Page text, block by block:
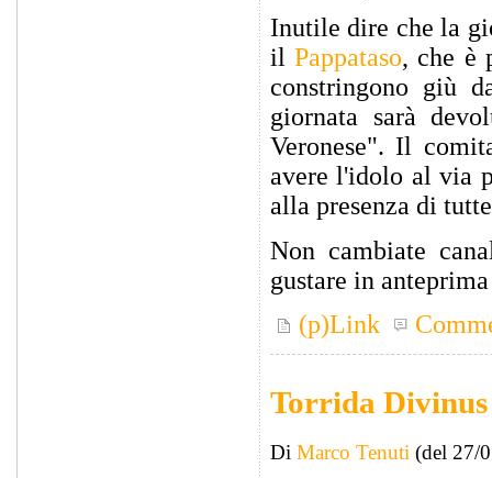
Inutile dire che la
ilPappataso, che è
constringono giù
giornata sarà
Veronese". Il
avere l'idolo al via
alla presenza di
Non cambiate
gustare in
(p)Link
Torrida
Di Marco Tenuti (del 27/